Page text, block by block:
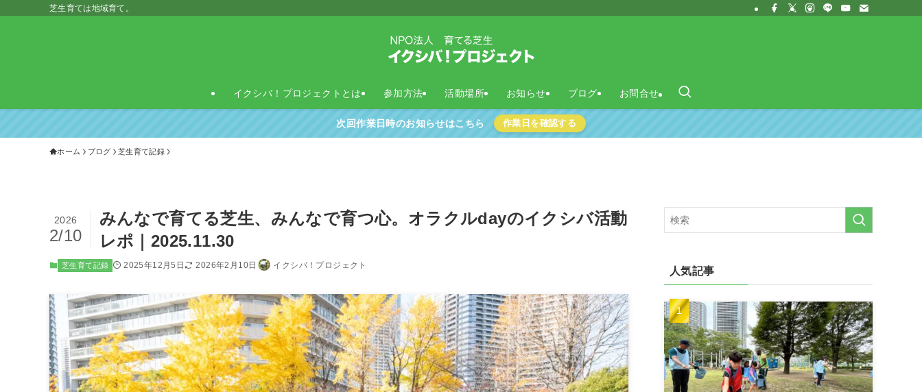
芝生育ては地域育て。
イクシバ！プロジェクトとは 参加方法 活動場所 お知らせ ブログ お問合せ
次回作業日時のお知らせはこちら 作業日を確認する
ホーム ブログ 芝生育て記録
みんなで育てる芝生、みんなで育つ心。オラクルdayのイクシバ活動
レポ｜2025.11.30
2026
2/10
芝生育て記録 2025年12月5日 2026年2月10日 イクシバ！プロジェクト
人気記事